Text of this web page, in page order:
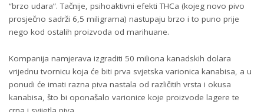
“brzo udara”. Tačnije, psihoaktivni efekti THCa (kojeg novo pivo
prosječno sadrži 6,5 miligrama) nastupaju brzo i to puno prije
nego kod ostalih proizvoda od marihuane.
Kompanija namjerava izgraditi 50 miliona kanadskih dolara
vrijednu tvornicu koja će biti prva svjetska varionica kanabisa, a u
ponudi će imati razna piva nastala od različitih vrsta i okusa
kanabisa, što bi oponašalo varionice koje proizvode lagere te